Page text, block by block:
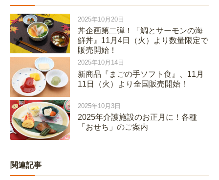
2025年10月20日
丼企画第二弾！「鯛とサーモンの海
鮮丼』11月4日（火）より数量限定で
販売開始！
2025年10月14日
新商品『まごの手ソフト食』、11月
11日（火）より全国販売開始！
2025年10月3日
2025年介護施設のお正月に！各種
「おせち」のご案内
関連記事